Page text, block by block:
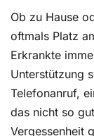
Ob zu Hause
oftmals Platz
Erkrankte
Unterstützung
Telefonanruf,
das nicht so
Vergessenheit